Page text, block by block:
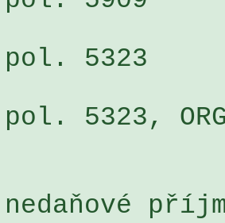
5323
5323,